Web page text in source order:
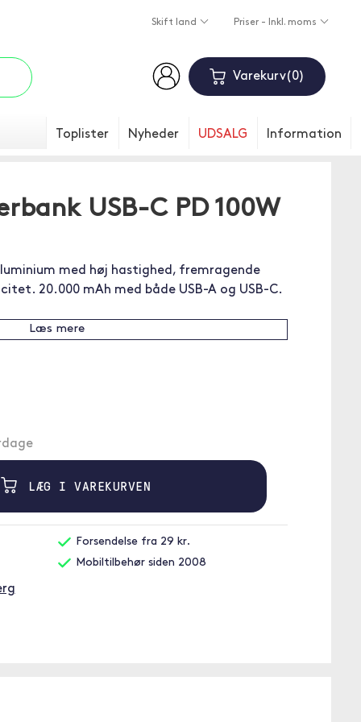
Skift land Priser - Inkl. moms
Varekurv 0
Toplister Nyheder UDSALG Information
USB-C PD 100W
med høj hastighed, fremragende
20.000 mAh med både USB-A og USB-C.
Læs mere
LÆG I VAREKURVEN
Forsendelse fra 29 kr.
Mobiltilbehør siden 2008